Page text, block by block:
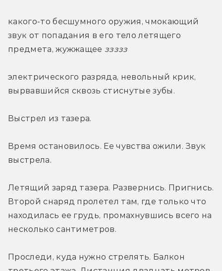
какого-то бесшумного оружия, чмокающий
звук от попадания в его тело летящего
предмета, жужжащее ззззз
электрического разряда, невольный крик,
вырвавшийся сквозь стиснутые зубы.
Выстрел из тазера.
Время остановилось. Ее чувства ожили. Звук
выстрела.
Летящий заряд тазера. Развернись. Пригнись.
Второй снаряд пролетел там, где только что
находилась ее грудь, промахнувшись всего на
несколько сантиметров.
Проследи, куда нужно стрелять. Балкон